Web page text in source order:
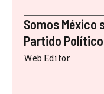
Somos México
Partido
Web Editor